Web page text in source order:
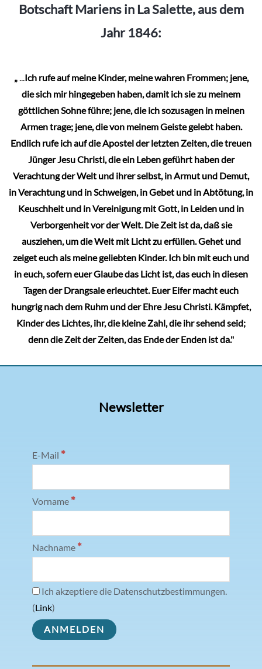
auf.
Die
auf
der
Produktseite
gewählt
werden
Botschaft Mariens in La Salette, aus dem
Jahr 1846:
„...Ich rufe auf meine Kinder, meine wahren Frommen; jene,
die sich mir hingegeben haben, damit ich sie zu meinem
göttlichen Sohne führe; jene, die ich sozusagen in meinen
Armen trage; jene, die von meinem Geiste gelebt haben.
Endlich rufe ich auf die Apostel der letzten Zeiten, die treuen
Jünger Jesu Christi, die ein Leben geführt haben der
Verachtung der Welt und ihrer selbst, in Armut und Demut,
in Verachtung und in Schweigen, in Gebet und in Abtötung, in
Keuschheit und in Vereinigung mit Gott, in Leiden und in
Verborgenheit vor der Welt. Die Zeit ist da, daß sie
ausziehen, um die Welt mit Licht zu erfüllen. Gehet und
zeiget euch als meine geliebten Kinder. Ich bin mit euch und
in euch, sofern euer Glaube das Licht ist, das euch in diesen
Tagen der Drangsale erleuchtet. Euer Eifer macht euch
hungrig nach dem Ruhm und der Ehre Jesu Christi. Kämpfet,
Kinder des Lichtes, ihr, die kleine Zahl, die ihr sehend seid;
denn die Zeit der Zeiten, das Ende der Enden ist da."
Newsletter
E-Mail *
Vorname *
Nachname *
Ich akzeptiere die Datenschutzbestimmungen.
(Link)